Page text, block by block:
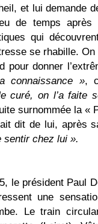
et lui demande
de temps
qui
se rhabille.
pour donner
connaissance »,
curé, on l’a faite
surnommée la «
dit de lui, après
sentir chez lui ».
le président Paul
une
Le train